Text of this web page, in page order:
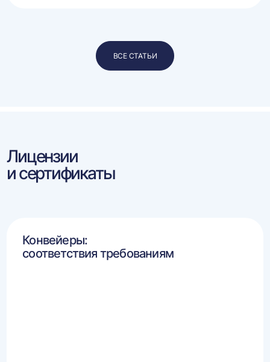
ВСЕ СТАТЬИ
Лицензии
и сертификаты
Конвейеры:
соответствия требованиям